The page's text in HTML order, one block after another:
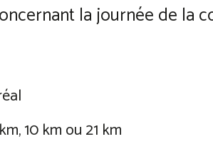
la journée de la
10 km ou 21 km